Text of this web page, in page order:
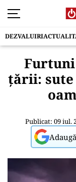
DEZVALUIRI
țării:
Publicat: 09 iul.